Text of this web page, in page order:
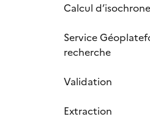
Calcul
Service
recherche
Validation
Extraction